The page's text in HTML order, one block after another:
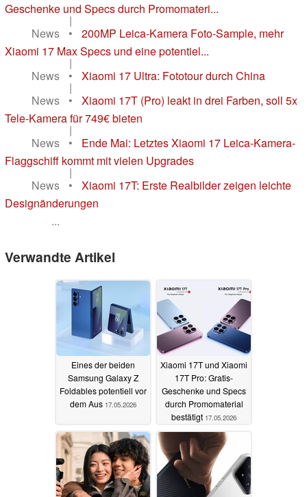
Geschenke und Specs durch Promomateri...
|
News
•
200MP Leica-Kamera Foto-Sample, mehr
Xiaomi 17 Max Specs und eine potentiel...
|
News
• Xiaomi 17 Ultra: Fototour durch China
|
News
•
Xiaomi 17T (Pro) leakt in drei Farben, soll 5x
Tele-Kamera für 749€ bieten
|
News
•
Ende Mai: Letztes Xiaomi 17 Leica-Kamera-
Flaggschiff kommt mit vielen Upgrades
|
News
•
Xiaomi 17T: Erste Realbilder zeigen leichte
Designänderungen
...
Verwandte Artikel
Eines der beiden
Samsung Galaxy Z
Foldables potentiell vor
dem Aus 17.05.2026
Xiaomi 17T und Xiaomi
17T Pro: Gratis-
Geschenke und Specs
durch Promomaterial
bestätigt 17.05.2026